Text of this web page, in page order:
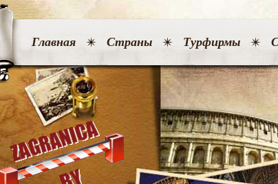
Главная Страны Турфирмы